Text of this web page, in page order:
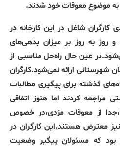
به موضوع معوقات خود شدند.
کارگران شاغل در این کارخانه در
روز به روز بر میزان بدهی‌های
عین حال راه‌حل مناسبی از
شهرستانی ارائه نمی‌شود.کارگران
گذشته برای پیگیری مطالبات
مراجعه کردند اما هنوز اتفاقی
از معوقات مزدی،در خصوص
معترض هستند.این کارگران در
بود که مسئولان پیگیر وضعیت